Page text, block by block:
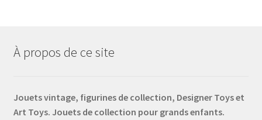
À propos de ce site
Jouets vintage, figurines de collection, Designer Toys et
Art Toys. Jouets de collection pour grands enfants.